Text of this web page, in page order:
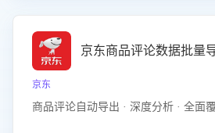
京东商品评论数据批量
京东
商品评论自动导出 · 深度分析 · 全面